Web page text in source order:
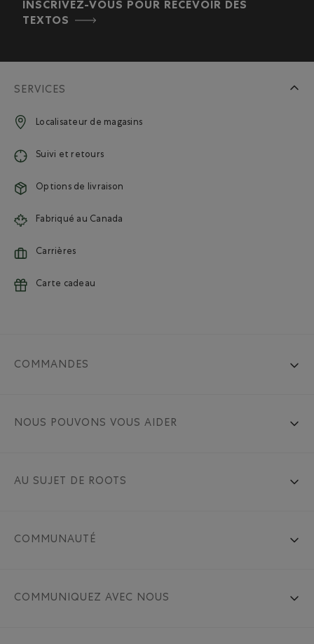
INSCRIVEZ-VOUS POUR RECEVOIR DES
TEXTOS
SERVICES
Localisateur de magasins
Suivi et retours
Options de livraison
Fabriqué au Canada
Carrières
Carte cadeau
COMMANDES
NOUS POUVONS VOUS AIDER
AU SUJET DE ROOTS
COMMUNAUTÉ
COMMUNIQUEZ AVEC NOUS